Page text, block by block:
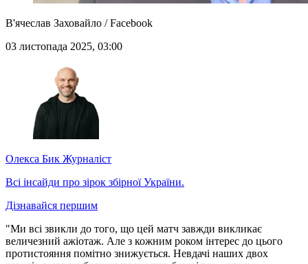
В'ячеслав Заховайло / Facebook
03 листопада 2025, 03:00
Олекса Бик Журналіст
Всі інсайди про зірок збірної України.
Дізнавайся першим
"Ми всі звикли до того, що цей матч завжди викликає
величезний ажіотаж. Але з кожним роком інтерес до цього
протистояння помітно знижується. Невдачі наших двох